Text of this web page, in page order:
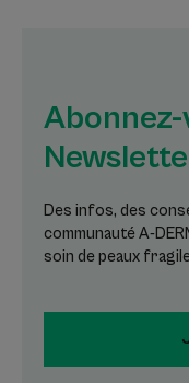
Des infos, des
communauté A-
soin de peaux